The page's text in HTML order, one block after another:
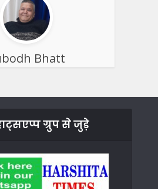
Bhatt
ग्रुप से जुड़े